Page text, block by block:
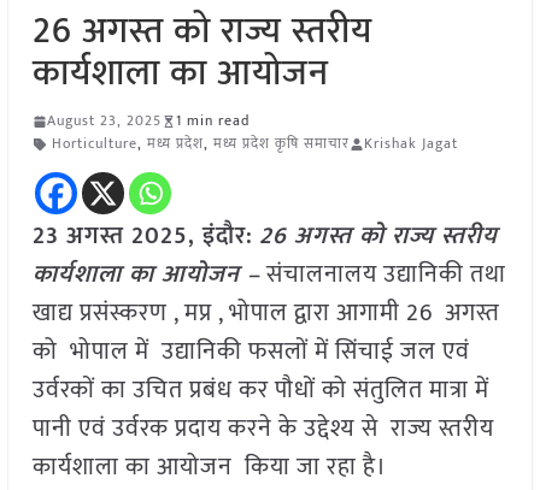
26 अगस्त को राज्य स्तरीय
कार्यशाला का आयोजन
August 23, 2025
1 min read
Horticulture, मध्य प्रदेश, मध्य प्रदेश कृषि समाचार Krishak Jagat
23 अगस्त 2025,इंदौर: 26 अगस्त को राज्य स्तरीय
कार्यशाला का आयोजन –संचालनालय उद्यानिकी तथा
खाद्य प्रसंस्करण , मप्र , भोपाल द्वारा आगामी 26 अगस्त
को भोपाल में उद्यानिकी फसलों में सिंचाई जल एवं
उर्वरकों का उचित प्रबंध कर पौधों को संतुलित मात्रा में
पानी एवं उर्वरक प्रदाय करने के उद्देश्य से राज्य स्तरीय
कार्यशाला का आयोजन किया जा रहा है।